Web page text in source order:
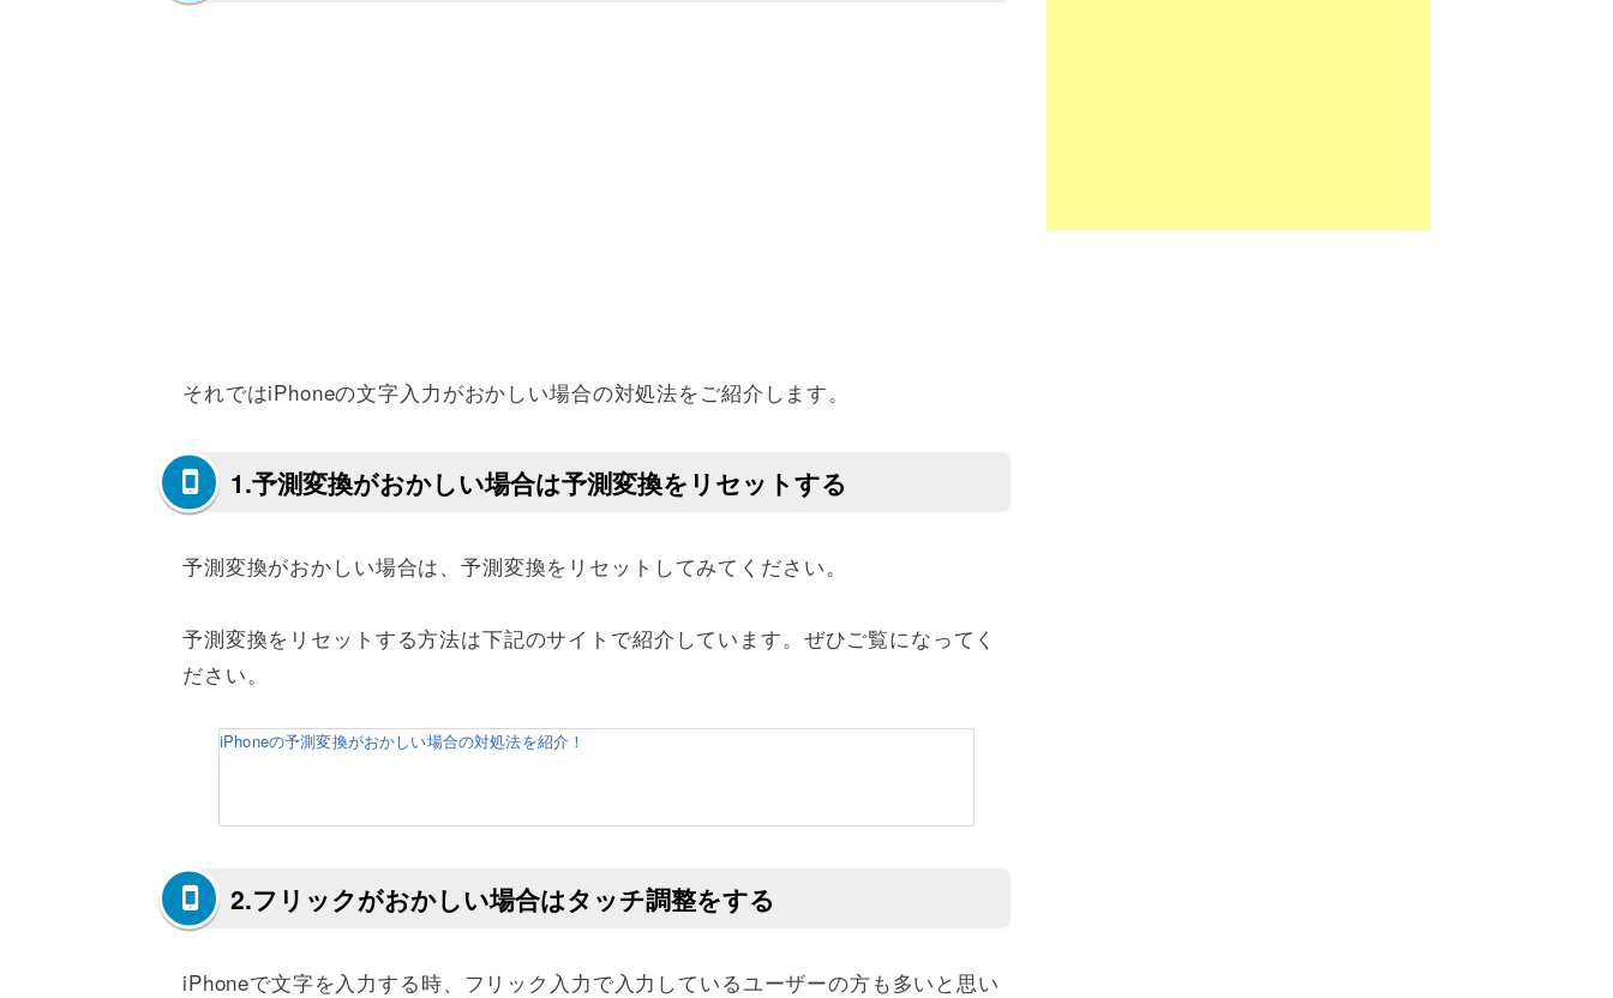
それではiPhoneの文字入力がおかしい場合の対処法をご紹介します。
1.予測変換がおかしい場合は予測変換をリセットする
予測変換がおかしい場合は、予測変換をリセットしてみてください。
予測変換をリセットする方法は下記のサイトで紹介しています。ぜひご覧になってく
ださい。
iPhoneの予測変換がおかしい場合の対処法を紹介！
2.フリックがおかしい場合はタッチ調整をする
iPhoneで文字を入力する時、フリック入力で入力しているユーザーの方も多いと思い